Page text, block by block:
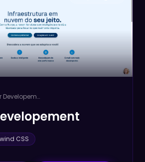
Loctor Developement
CSS